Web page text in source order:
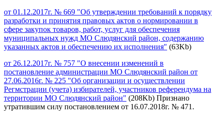
от 01.12.2017г. № 669 "Об утверждении требований к порядку
разработки и принятия правовых актов о нормировании в
сфере закупок товаров, работ, услуг для обеспечения
муниципальных нужд МО Слюдянский район, содержанию
указанных актов и обеспечению их исполнения" (63Kb)
от 26.12.2017г. № 757 "О внесении изменений в
постановление администрации МО Слюдянский район от
27.06.2016г. № 225 "Об организации и осуществлении
Регмстрации (учета) избирателей, участников референдума на
территории МО Слюдянский район" (208Kb) Признано
утратившим силу постановлением от 16.07.2018г. № 471.